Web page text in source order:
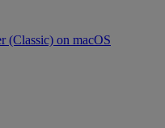
(Classic) on macOS